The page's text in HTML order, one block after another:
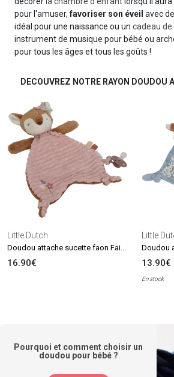
pour l'amuser,favoriser son éveil avec
idéal pour une naissance ou un cadeau de
instrument de musique pour bébé ou
pour tous les âges et tous les goûts !
DECOUVREZ NOTRE RAYON DOUDOU
Little Dutch
16.90€
Little
13.90€
En stock
Pourquoi et comment choisir un
doudou pour bébé ?